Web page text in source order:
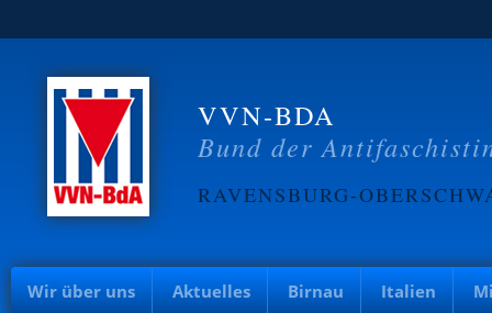
VVN-BDA
Bund der
RAVENSBURG-
Wir über uns Aktuelles Birnau Italien